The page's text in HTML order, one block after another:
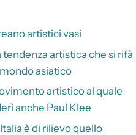
artistici vasi
tendenza artistica che si rifà
asiatico
artistico al quale
anche Paul Klee
è di rilievo quello